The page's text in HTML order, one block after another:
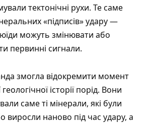
тектонічні рухи. Те саме
«підписів» удару —
можуть змінювати або
первинні сигнали.
змогла відокремити момент
історії порід. Вони
саме ті мінерали, які були
виросли наново під час удару, а